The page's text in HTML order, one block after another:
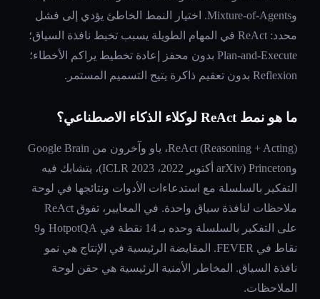
وMixture-of-Agents. اختيار النمط الخاطئ يؤدي إلى فشل
محدد: ReAct في المهام الطويلة يسبب تخبط نافذة السياق؛
Plan-and-Execute بدون محفز إعادة تخطيط يراكم الأخطاء؛
Reflexion بدون تعقيم ذاكرة يتيح التسميم المستمر.
ما هو نمط ReAct لوكلاء الذكاء الاصطناعي؟
ReAct (Reasoning + Acting)، ياو وآخرون من Google Brain
وPrinceton (arXiv أكتوبر 2022، ICLR 2023)، يتشابك فيه
التفكير بالسلسلة مع استدعاءات الأدوات ونتائجها في لوحة
ملاحظات لنافذة سياق واحدة. في المعايير، تفوق ReAct
على التفكير بالسلسلة وحده بـ 14 نقطة في HotpotQA و9
نقاط في FEVER. المقايضة الرئيسية في الإنتاج هي نمو
نافذة السياق. المخاطر الأمنية الرئيسية هي حقن لوحة
الملاحظات.